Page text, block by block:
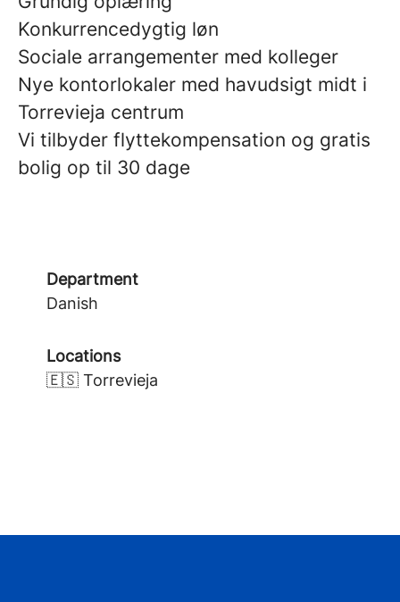
Konkurrencedygtig løn
Sociale arrangementer med kolleger
Nye kontorlokaler med havudsigt midt i
Torrevieja centrum
Vi tilbyder flyttekompensation og gratis
bolig op til 30 dage
Department
Danish
Locations
🇪🇸 Torrevieja